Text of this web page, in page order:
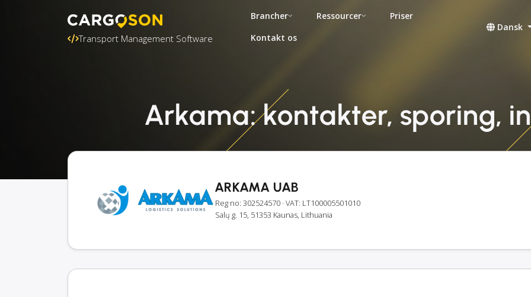
Transport Management Software
Brancher Ressourcer
Priser
Kontakt os
Dansk
Arkama: kontakter, sporing,
ARKAMA UAB
Reg no: 302524570 · VAT: LT100005501010
Salų g. 15, 51353 Kaunas, Lithuania